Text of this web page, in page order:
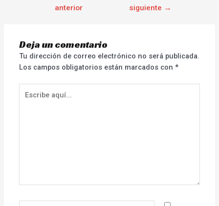
anterior
siguiente →
Deja un comentario
Tu dirección de correo electrónico no será publicada.
Los campos obligatorios están marcados con*
aquí...